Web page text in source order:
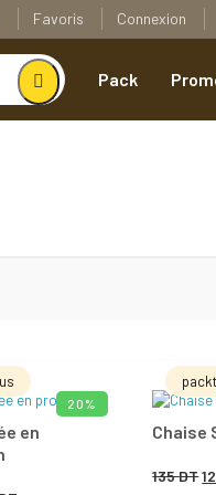
Favoris Connexion
Pack
20%
en
AU PANIER
Chaise
135DT